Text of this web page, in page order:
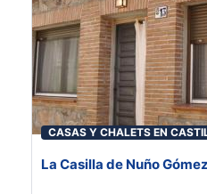
CASAS Y CHALETS EN
La Casilla de Nuño Gómez